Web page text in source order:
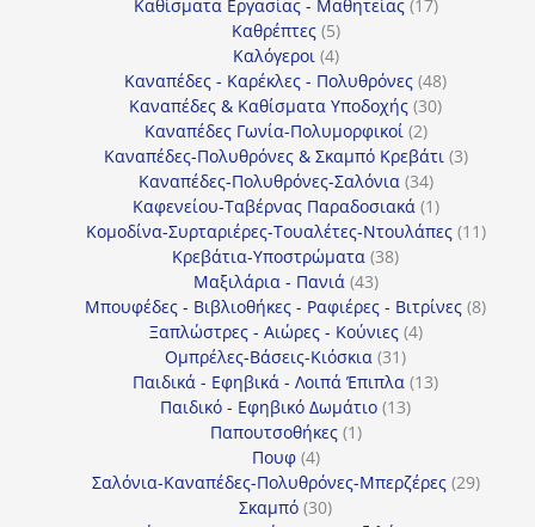
Καθίσματα Εργασίας - Μαθητείας 17
Καθρέπτες 55
προϊόντα
Καλόγεροι 44
προϊόντα
Καναπέδες - Καρέκλες - Πολυθρόνες 4848
προϊόντα
Καναπέδες & Καθίσματα Υποδοχής 3030
Καναπέδες Γωνία-Πολυμορφικοί 22
προϊόντα
Καναπέδες-Πολυθρόνες & Σκαμπό Κρεβάτι 33
Καναπέδες-Πολυθρόνες-Σαλόνια 3434
προϊόντα
Καφενείου-Ταβέρνας Παραδοσιακά 11
προϊόν
Κομοδίνα-Συρταριέρες-Τουαλέτες-Ντουλάπες 1111
Κρεβάτια-Υποστρώματα 3838
Μαξιλάρια - Πανιά 4343
προϊόντα
Μπουφέδες - Βιβλιοθήκες - Ραφιέρες - Βιτρίνες 88
Ξαπλώστρες - Αιώρες - Κούνιες 44
Ομπρέλες-Βάσεις-Κιόσκια 3131
προϊόντα
Παιδικά - Εφηβικά - Λοιπά Έπιπλα 1313
Παιδικό - Εφηβικό Δωμάτιο 1313
Παπουτσοθήκες 11
Πουφ 44
προϊόντα
Σαλόνια-Καναπέδες-Πολυθρόνες-Μπερζέρες 2929
Σκαμπό 3030